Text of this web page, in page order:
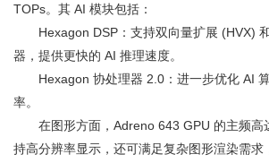
TOPs。其 AI 模块包括：
Hexagon DSP：支持双向量扩展 (HVX)
器，提供更快的 AI 推理速度。
Hexagon 协处理器 2.0：进一步优化 AI 算
率。
在图形方面，Adreno 643 GPU 的主频高
持高分辨率显示，还可满足复杂图形渲染需求